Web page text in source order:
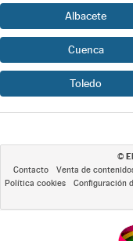
Albacete
Cuenca
Toledo
©
Contacto Venta de
Política cookies
Configuración